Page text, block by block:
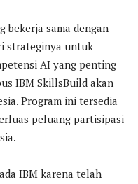
bekerja sama dengan
strateginya untuk
AI yang penting
IBM SkillsBuild akan
Program ini tersedia
peluang partisipasi
IBM karena telah